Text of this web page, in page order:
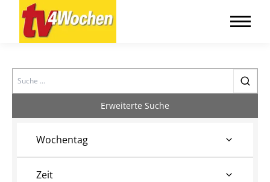
Search
Erweiterte Suche
Wochentag
Zeit